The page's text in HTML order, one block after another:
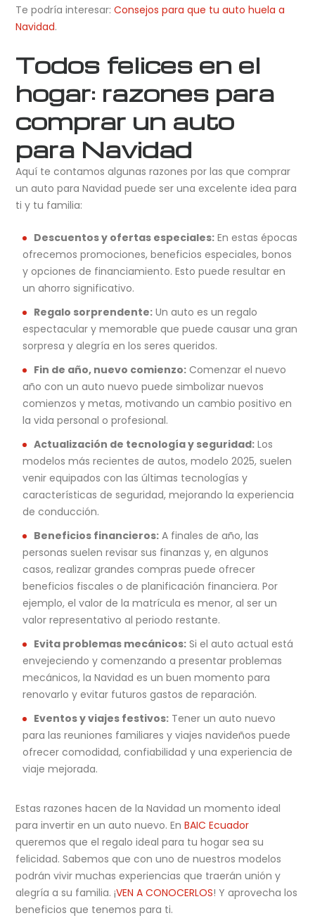
Te podría interesar:Consejos para que tu auto huela a
Navidad.
Todos felices en el
hogar: razones para
comprar un auto
para Navidad
Aquí te contamos algunas razones por las que comprar
un auto para Navidad puede ser una excelente idea para
ti y tu familia:
Descuentos y ofertas especiales: En estas épocas
ofrecemos promociones, beneficios especiales, bonos
y opciones de financiamiento. Esto puede resultar en
un ahorro significativo.
Regalo sorprendente: Un auto es un regalo
espectacular y memorable que puede causar una gran
sorpresa y alegría en los seres queridos.
Fin de año, nuevo comienzo: Comenzar el nuevo
año con un auto nuevo puede simbolizar nuevos
comienzos y metas, motivando un cambio positivo en
la vida personal o profesional.
Actualización de tecnología y seguridad: Los
modelos más recientes de autos, modelo 2025, suelen
venir equipados con las últimas tecnologías y
características de seguridad, mejorando la experiencia
de conducción.
Beneficios financieros: A finales de año, las
personas suelen revisar sus finanzas y, en algunos
casos, realizar grandes compras puede ofrecer
beneficios fiscales o de planificación financiera. Por
ejemplo, el valor de la matrícula es menor, al ser un
valor representativo al periodo restante.
Evita problemas mecánicos: Si el auto actual está
envejeciendo y comenzando a presentar problemas
mecánicos, la Navidad es un buen momento para
renovarlo y evitar futuros gastos de reparación.
Eventos y viajes festivos: Tener un auto nuevo
para las reuniones familiares y viajes navideños puede
ofrecer comodidad, confiabilidad y una experiencia de
viaje mejorada.
Estas razones hacen de la Navidad un momento ideal
para invertir en un auto nuevo. EnBAIC Ecuador
queremos que el regalo ideal para tu hogar sea su
felicidad. Sabemos que con uno de nuestros modelos
podrán vivir muchas experiencias que traerán unión y
alegría a su familia. ¡VEN A CONOCERLOS! Y aprovecha los
beneficios que tenemos para ti.